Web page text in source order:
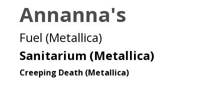
Annanna's
Fuel (Metallica)
Sanitarium (Metallica)
Creeping Death (Metallica)